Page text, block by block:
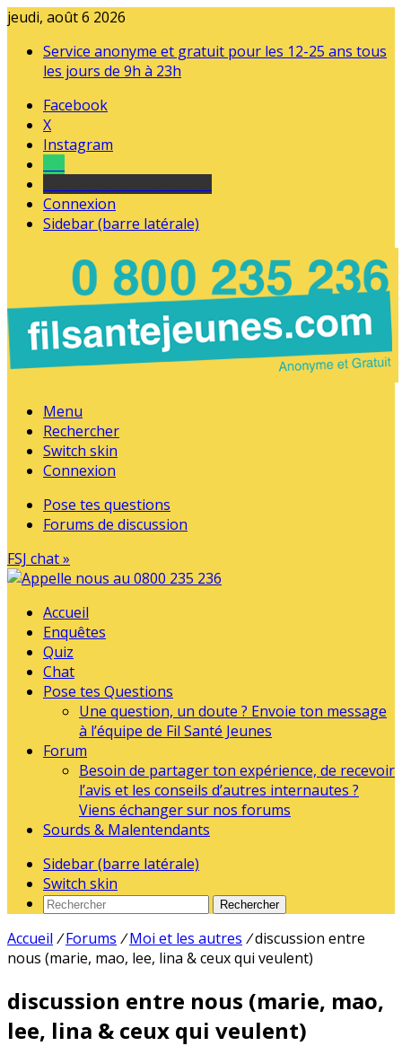
jeudi, août 6 2026
Service anonyme et gratuit pour les 12-25 ans tous
les jours de 9h à 23h
Facebook
X
Instagram
Connexion
Sidebar (barre latérale)
Menu
Rechercher
Switch skin
Connexion
Pose tes questions
Forums de discussion
FSJ chat »
Accueil
Enquêtes
Quiz
Chat
Pose tes Questions
Une question, un doute ? Envoie ton message
à l’équipe de Fil Santé Jeunes
Forum
Besoin de partager ton expérience, de recevoir
l’avis et les conseils d’autres internautes ?
Viens échanger sur nos forums
Sourds & Malentendants
Sidebar (barre latérale)
Switch skin
Rechercher
Accueil / Forums / Moi et les autres /discussion entre
nous (marie, mao, lee, lina & ceux qui veulent)
discussion entre nous (marie, mao,
lee, lina & ceux qui veulent)